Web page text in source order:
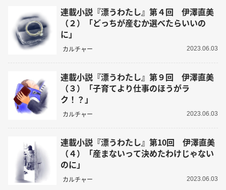
連載小説『漂うわたし』第４回 伊澤直美
（２）「どっちが産むか選べたらいいの
に」
カルチャー 2023.06.03
連載小説『漂うわたし』第９回 伊澤直美
（３）「子育てより仕事のほうがラ
ク！？」
カルチャー 2023.06.03
連載小説『漂うわたし』第10回 伊澤直美
（４）「産まないって決めたわけじゃない
のに」
カルチャー 2023.06.03